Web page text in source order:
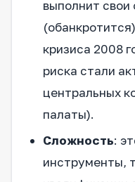
выполнит свои
кризиса 2008
риска стали
центральных
палаты).
Сложность:
инструменты,